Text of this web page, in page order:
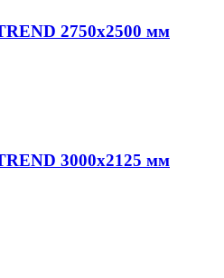
2750х2500 мм
3000х2125 мм